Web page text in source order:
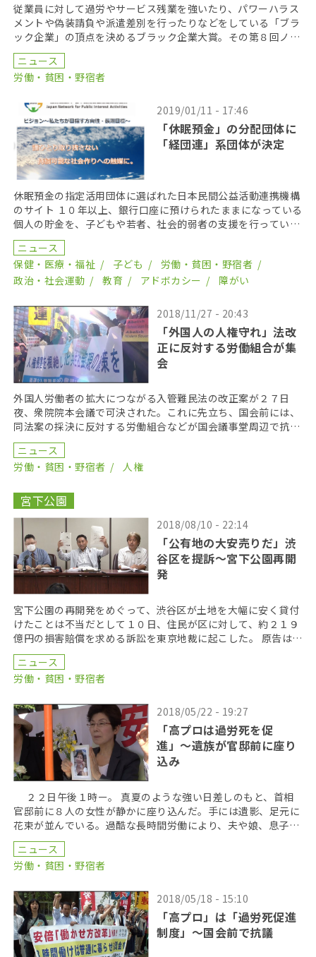
従業員に対して過労やサービス残業を強いたり、パワーハラス
メントや偽装請負や派遣差別を行ったりなどをしている「ブラ
ック企業」の頂点を決めるブラック企業大賞。その第８回ノミ
ネート企業に、所属タレントの「闇営業」問題と社長のパ […]
ニュース
労働・貧困・野宿者
2019/01/11 - 17:46
「休眠預金」の分配団体に
「経団連」系団体が決定
休眠預金の指定活用団体に選ばれた日本民間公益活動連携機構
のサイト １０年以上、銀行口座に預けられたままになっている
個人の貯金を、子どもや若者、社会的弱者の支援を行っている
民間団体に配分する「休眠預金法」。政府は１１日、こ […]
ニュース
保健・医療・福祉
子ども
労働・貧困・野宿者
政治・社会運動
教育 アドボカシー 障がい
2018/11/27 - 20:43
「外国人の人権守れ」法改
正に反対する労働組合が集
会
外国人労働者の拡大につながる入管難民法の改正案が２７日
夜、衆院院本会議で可決された。これに先立ち、国会前には、
同法案の採決に反対する労働組合などが国会議事堂周辺で抗議
集会を行った。 抗議集会は２７日正午すぎから行われ、労
[…]
ニュース
労働・貧困・野宿者
人権
宮下公園
2018/08/10 - 22:14
「公有地の大安売りだ」渋
谷区を提訴～宮下公園再開
発
宮下公園の再開発をめぐって、渋谷区が土地を大幅に安く貸付
けたことは不当だとして１０日、住民が区に対して、約２１９
億円の損害賠償を求める訴訟を東京地裁に起こした。 原告は渋
谷区民と堀切稔仁渋谷区議会議員の２人。訴状によると […]
ニュース
労働・貧困・野宿者
2018/05/22 - 19:27
「高プロは過労死を促
進」〜遺族が官邸前に座り
込み
２２日午後１時ー。 真夏のような強い日差しのもと、首相
官邸前に８人の女性が静かに座り込んだ。手には遺影、足元に
花束が並んでいる。過酷な長時間労働により、夫や娘、息子た
ちを失った遺族の組織「全国過労死を考える家族の会」 […]
ニュース
労働・貧困・野宿者
2018/05/18 - 15:10
「高プロ」は「過労死促進
制度」〜国会前で抗議